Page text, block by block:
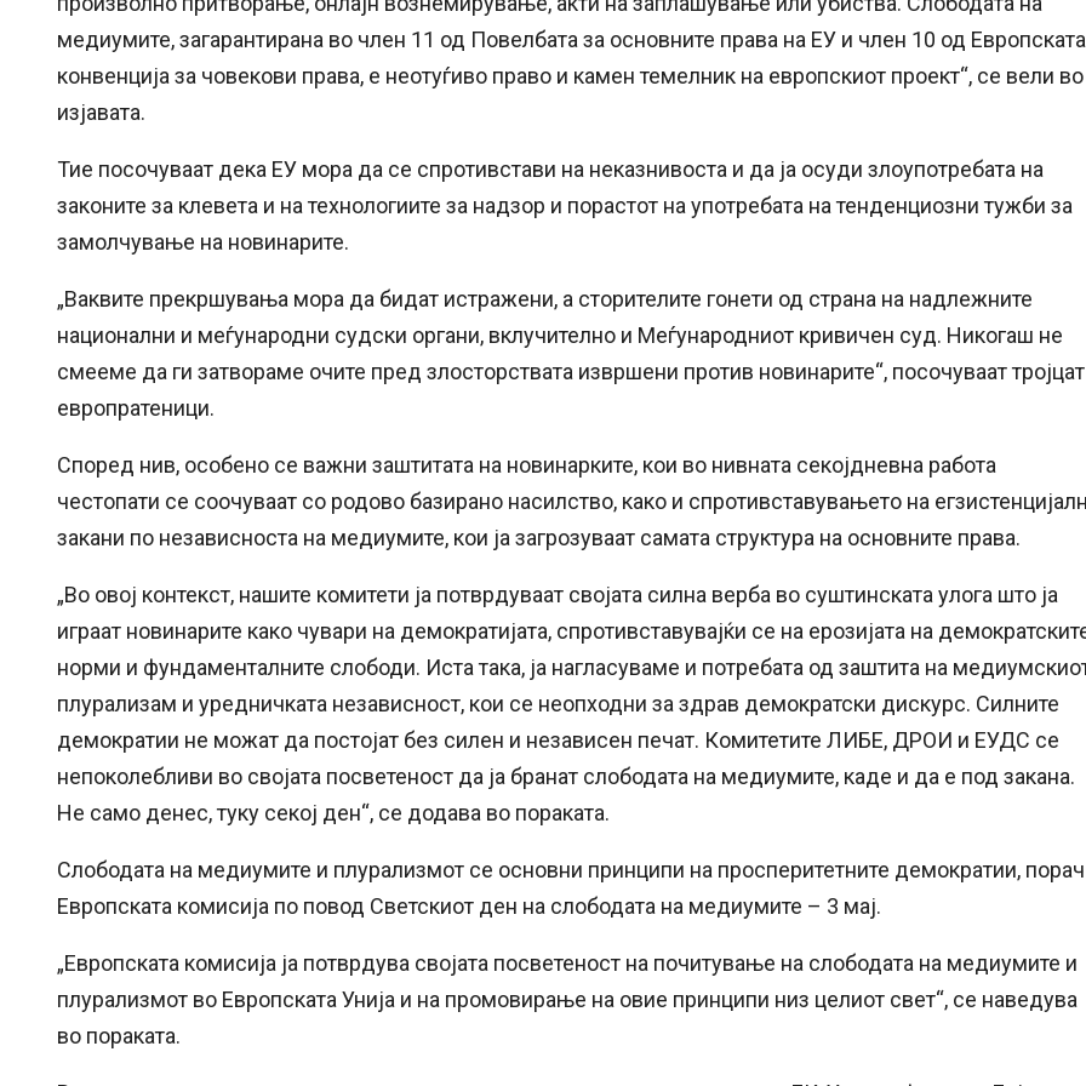
медиумите, загарантирана во член 11 од Повелбата за основните права на ЕУ и член 10 од Европската
конвенција за човекови права, е неотуѓиво право и камен темелник на европскиот проект“, се вели во
изјавата.
Тие посочуваат дека ЕУ мора да се спротивстави на неказнивоста и да ја осуди злоупотребата на
законите за клевета и на технологиите за надзор и порастот на употребата на тенденциозни тужби за
замолчување на новинарите.
„Ваквите прекршувања мора да бидат истражени, а сторителите гонети од страна на надлежните
национални и меѓународни судски органи, вклучително и Меѓународниот кривичен суд. Никогаш не
смееме да ги затвораме очите пред злосторствата извршени против новинарите“, посочуваат
европратеници.
Според нив, особено се важни заштитата на новинарките, кои во нивната секојдневна работа
честопати се соочуваат со родово базирано насилство, како и спротивставувањето на
закани по независноста на медиумите, кои ја загрозуваат самата структура на основните права.
„Во овој контекст, нашите комитети ја потврдуваат својата силна верба во суштинската улога што ја
играат новинарите како чувари на демократијата, спротивставувајќи се на ерозијата на
норми и фундаменталните слободи. Иста така, ја нагласуваме и потребата од заштита на
плурализам и уредничката независност, кои се неопходни за здрав демократски дискурс. Силните
демократии не можат да постојат без силен и независен печат. Комитетите ЛИБЕ, ДРОИ и ЕУДС се
непоколебливи во својата посветеност да ја бранат слободата на медиумите, каде и да е под закана.
Не само денес, туку секој ден“, се додава во пораката.
Слободата на медиумите и плурализмот се основни принципи на просперитетните демократии,
Европската комисија по повод Светскиот ден на слободата на медиумите – 3 мај.
„Европската комисија ја потврдува својата посветеност на почитување на слободата на медиумите и
плурализмот во Европската Унија и на промовирање на овие принципи низ целиот свет“, се наведува
во пораката.